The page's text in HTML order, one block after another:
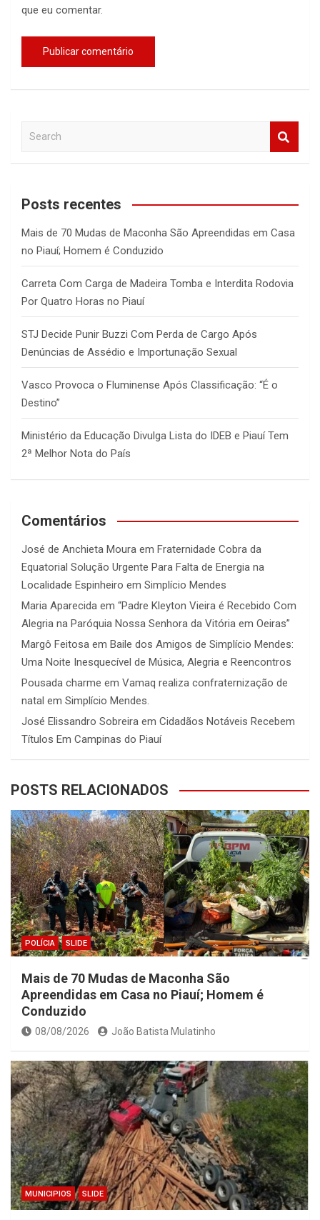
que eu comentar.
a
c
Posts recentes
Mais de 70 Mudas de Maconha São Apreendidas em Casa
no Piauí; Homem é Conduzido
Carreta Com Carga de Madeira Tomba e Interdita Rodovia
Por Quatro Horas no Piauí
STJ Decide Punir Buzzi Com Perda de Cargo Após
Denúncias de Assédio e Importunação Sexual
Vasco Provoca o Fluminense Após Classificação: “É o
Destino”
Ministério da Educação Divulga Lista do IDEB e Piauí Tem
2ª Melhor Nota do País
Comentários
José de Anchieta Moura em Fraternidade Cobra da
Equatorial Solução Urgente Para Falta de Energia na
Localidade Espinheiro em Simplício Mendes
Maria Aparecida em “Padre Kleyton Vieira é Recebido Com
Alegria na Paróquia Nossa Senhora da Vitória em Oeiras”
Margô Feitosa em Baile dos Amigos de Simplício Mendes:
Uma Noite Inesquecível de Música, Alegria e Reencontros
Pousada charme em Vamaq realiza confraternização de
natal em Simplício Mendes.
José Elissandro Sobreira em Cidadãos Notáveis Recebem
Títulos Em Campinas do Piauí
POSTS RELACIONADOS
POLÍCIA SLIDE
Mais de 70 Mudas de Maconha São
Apreendidas em Casa no Piauí; Homem é
Conduzido
08/08/2026 João Batista Mulatinho
MUNICIPIOS SLIDE